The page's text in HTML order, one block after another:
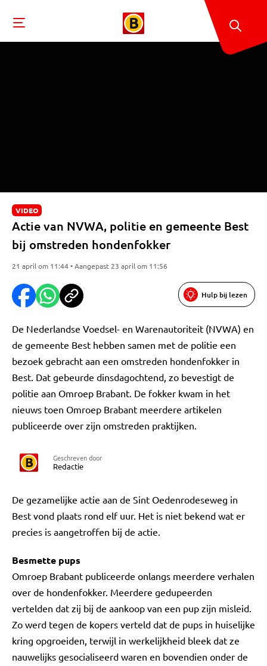
VIDEO
Actie van NVWA, politie en gemeente Best
bij omstreden hondenfokker
21 april om 11:44 • Aangepast 23 april om 11:56
Hulp bij lezen
De Nederlandse Voedsel- en Warenautoriteit (NVWA) en
de gemeente Best hebben samen met de politie een
bezoek gebracht aan een omstreden hondenfokker in
Best. Dat gebeurde dinsdagochtend, zo bevestigt de
politie aan Omroep Brabant. De fokker kwam in het
nieuws toen Omroep Brabant meerdere artikelen
publiceerde over zijn omstreden praktijken.
Geschreven door
Redactie
De gezamelijke actie aan de Sint Oedenrodeseweg in
Best vond plaats rond elf uur. Het is niet bekend wat er
precies is aangetroffen bij de actie.
Besmette pups
Omroep Brabant publiceerde onlangs meerdere verhalen
over de hondenfokker. Meerdere gedupeerden
vertelden dat zij bij de aankoop van een pup zijn misleid.
Zo werd tegen de kopers verteld dat de pups in huiselijke
kring opgroeiden, terwijl in werkelijkheid bleek dat ze
nauwelijks gesocialiseerd waren en bovendien onder de